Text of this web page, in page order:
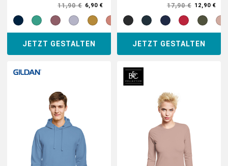
11,90 € 6,90 €
JETZT GESTALTEN
17,90 € 12,90 €
JETZT GESTALTEN